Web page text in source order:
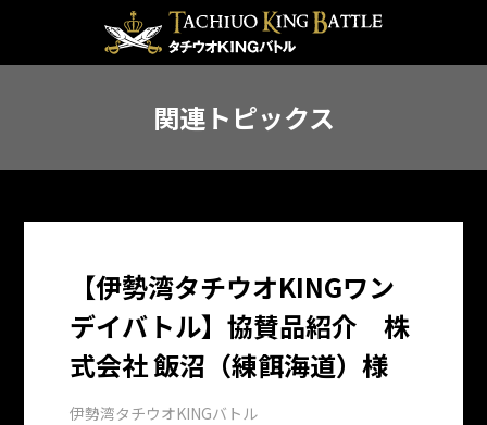
関連トピックス
【伊勢湾タチウオKINGワン
デイバトル】協賛品紹介 株
式会社 飯沼（練餌海道）様
伊勢湾タチウオKINGバトル